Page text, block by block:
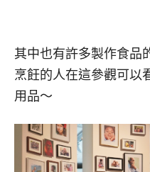
其中也有許多製作食品
烹飪的人在這參觀可以
用品～